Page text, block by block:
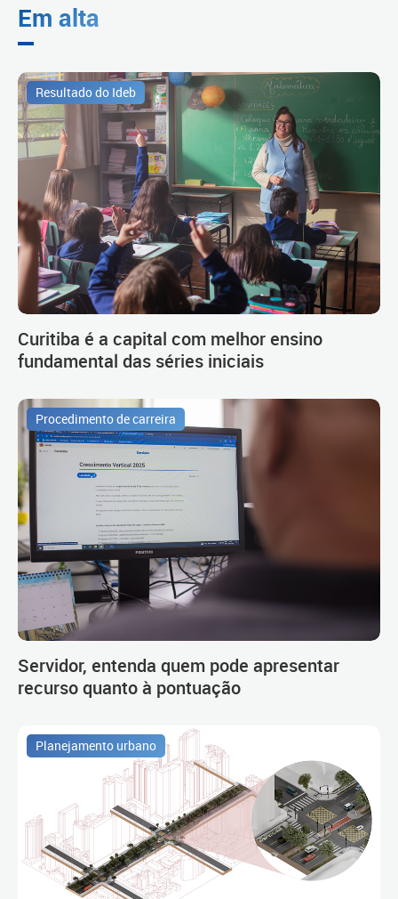
Em alta
Resultado do Ideb
Curitiba é a capital com melhor ensino
fundamental das séries iniciais
Procedimento de carreira
Servidor, entenda quem pode apresentar
recurso quanto à pontuação
Planejamento urbano